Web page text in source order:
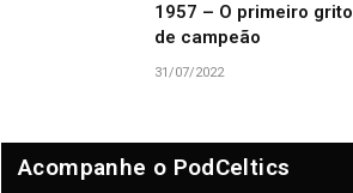
1957 – O primeiro grito
de campeão
31/07/2022
Acompanhe o PodCeltics